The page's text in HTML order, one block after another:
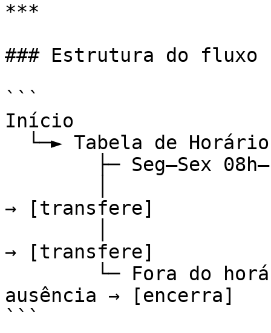
***
### Estrutura do fluxo
```
Início
→ [transfere]
→ [transfere]
ausência → [encerra]
```